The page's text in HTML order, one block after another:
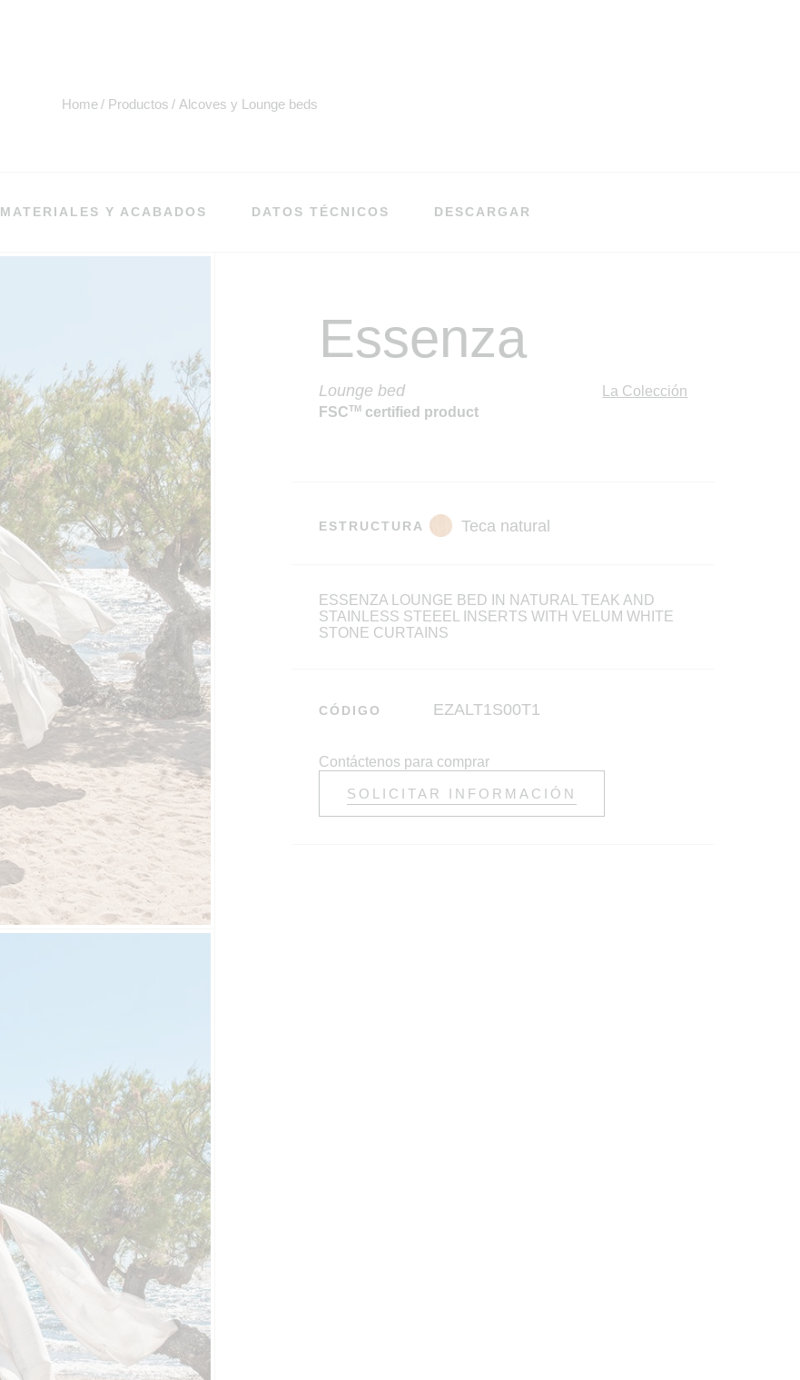
Home Productos Alcoves y Lounge beds
MATERIALES Y ACABADOS DATOS TÉCNICOS DESCARGAR
Essenza
Lounge bed
FSCTMcertified product
La Colección
ESTRUCTURA
ESSENZA LOUNGE BED IN NATURAL TEAK AND
STAINLESS STEEEL INSERTS WITH VELUM WHITE
STONE CURTAINS
CÓDIGO EZALT1S00T1
Contáctenos para comprar
SOLICITAR INFORMACIÓN